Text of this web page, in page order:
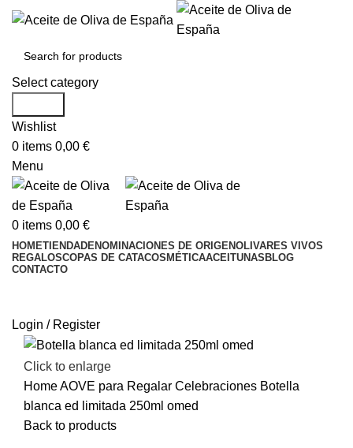
Select category
Wishlist
0 items 0,00 €
Menu
0 items 0,00 €
HOMETIENDADENOMINACIONES DE ORIGENOLIVARES VIVOS
REGALOSCOPAS DE CATACOSMÉTICAACEITUNAS BLOG
CONTACTO
Login / Register
Click to enlarge
HomeAOVE para Regalar Celebraciones Botella
blanca ed limitada 250ml omed
Back to products